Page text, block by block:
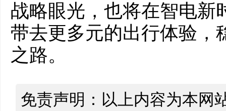
战略眼光，也将在智电新
带去更多元的出行体验，
之路。
免责声明：以上内容为本网